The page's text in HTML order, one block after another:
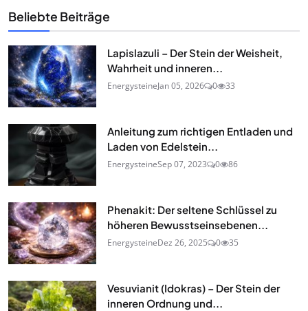
Beliebte Beiträge
Lapislazuli – Der Stein der Weisheit,
Wahrheit und inneren...
EnergysteineJan 05, 2026 0 33
Anleitung zum richtigen Entladen und
Laden von Edelstein...
EnergysteineSep 07, 2023 0 86
Phenakit: Der seltene Schlüssel zu
höheren Bewusstseinsebenen...
EnergysteineDez 26, 2025 0 35
Vesuvianit (Idokras) – Der Stein der
inneren Ordnung und...